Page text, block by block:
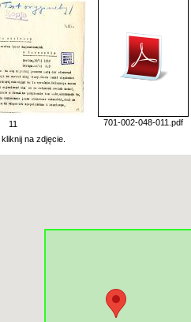
11
701-002-048-011.pdf
na zdjęcie.